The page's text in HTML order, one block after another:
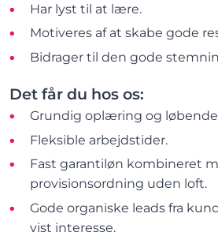
Har lyst til at lære.
Motiveres af at skabe gode
Bidrager til den gode
Det får du hos os:
Grundig oplæring og
Fleksible arbejdstider.
Fast garantiløn kombineret
provisionsordning uden loft.
Gode organiske leads fra
vist interesse.